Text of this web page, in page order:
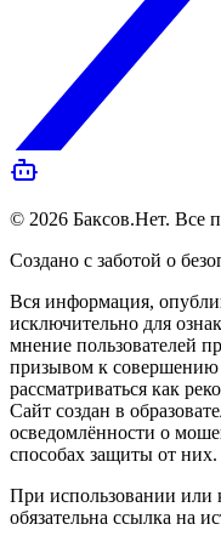
© 2026 Баксов.Нет. Все
Создано с заботой о
Вся информация,
исключительно для
мнение пользователей
призывом к совершению
рассматриваться как
Сайт создан в
осведомлённости о
способах защиты от них.
При использовании или
обязательна ссылка на